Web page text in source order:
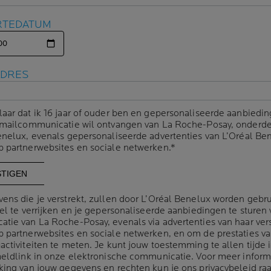
NR.1
ONS
dat ik 16 jaar of ouder ben en gepersonaliseerde
wil ontvangen van La Roche-Posay,
evenals gepersonaliseerde advertenties van L’Oréal
partnerwebsites en sociale netwerken.*
die je verstrekt, zullen door L’Oréal Benelux worden
te verrijken en je gepersonaliseerde aanbiedingen te sturen
van La Roche-Posay, evenals via advertenties van haar
partnerwebsites en sociale netwerken, en om de prestaties
te meten. Je kunt jouw toestemming te allen tijde
in onze elektronische communicatie. Voor meer
van jouw gegevens en rechten kun je ons privacybeleid
dat ik 16 jaar of ouder ben en gepersonaliseerde
wil ontvangen van La Roche-Posay,
evenals gepersonaliseerde advertenties van L’Oréal
partnerwebsites en sociale netwerken.*
die je verstrekt, zullen door L’Oréal Benelux worden
te verrijken en je gepersonaliseerde aanbiedingen te sturen
van La Roche-Posay, evenals via advertenties van haar
partnerwebsites en sociale netwerken, en om de prestaties
te meten. Je kunt jouw toestemming te allen tijde
in onze elektronische communicatie. Voor meer
van jouw gegevens en rechten kun je ons privacybeleid